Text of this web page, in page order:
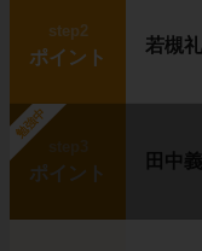
step2
ポイント
若槻
勉強中
ポイント
田中